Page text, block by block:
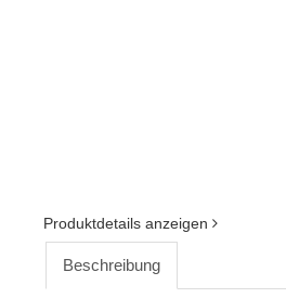
Produktdetails anzeigen
Beschreibung